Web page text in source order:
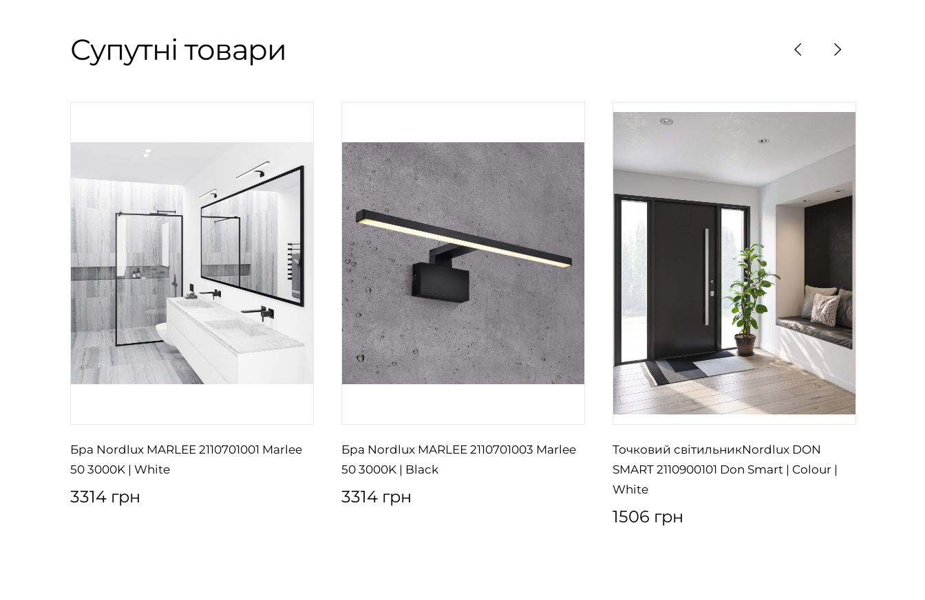
Супутні товари
Бра Nordlux MARLEE 2110701001 Marlee
50 3000K | White
3314 грн
Бра Nordlux MARLEE 2110701003 Marlee
50 3000K | Black
3314 грн
Точковий світильникNordlux DON
SMART 2110900101 Don Smart | Colour |
White
1506 грн